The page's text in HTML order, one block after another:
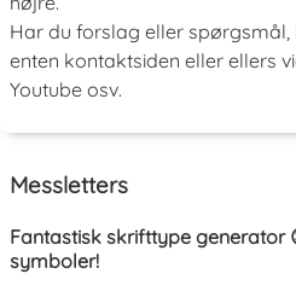
Har du forslag eller
enten kontaktsiden eller ellers
Youtube osv.
Messletters
Fantastisk skrifttype generator
symboler!